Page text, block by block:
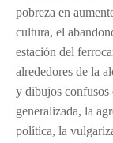
pobreza en
cultura, el
estación del
alrededores de la
y dibujos confusos
generalizada, la
política, la